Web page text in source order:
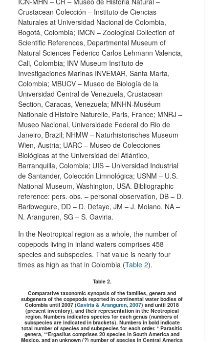
Crustacean Colección – Instituto de Ciencias
Naturales at Universidad Nacional de Colombia,
Bogotá, Colombia; IMCN – Zoological Collection of
Scientific References, Departmental Museum of
Natural Sciences Federico Carlos Lehmann Valencia,
Cali, Colombia; INV Museum Instituto de
Investigaciones Marinas INVEMAR, Santa Marta,
Colombia; MBUCV – Museo de Biología de la
Universidad Central de Venezuela, Crustacean
Section, Caracas, Venezuela; MNHN-Muséum
Nationale d’Histoire Naturelle, Paris, France; MNRJ –
Museo Nacional, Universidade Federal do Rio de
Janeiro, Brazil; NHMW – Naturhistorisches Museum
Wien, Austria; UARC – Museo de Colecciones
Biológicas at the Universidad del Atlántico,
Barranquilla, Colombia; UIS – Universidad Industrial
de Santander, Colección Limnológica; USNM – U.S.
National Museum, Washington, USA. Bibliographic
reference: pers. obs. – personal observation, DB – D.
Baribwegure, DD – D. Defaye, JM – J. Molano, NA –
N. Aranguren, SG – S. Gaviria.
In the Neotropical region as a whole, the number of
copepods living in inland waters comprises 458
species and subspecies. That value is nearly four
times as high as that in Colombia (Table 2).
Table 2.
Comparative taxonomic synopsis of the families, genera and
subgenera of the copepods reported in continental water bodies of
Colombia until 2007 (Gaviria & Aranguren, 2007) and until 2018
(present inventory), and their representation in the Neotropical
region. Numbers indicates species for each genus (numbers of
subspecies are indicated in brackets). Numbers in bold indicate
total number of species and subspecies for each order. * Parasitic
genera, **Ergasilus comprises 20 species in South America and
Mexico, and an unknown (?) number of species in Central America